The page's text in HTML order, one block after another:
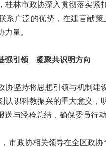
林市政协深入贯彻落实紧扣
系广泛的优势，在建言献
力量。
引领 凝聚共识明方向
坚持将思想引领与机制建设
认识科教振兴的重大意义，
送与经验总结，确保委员行动
政协相关领导在全区政协“